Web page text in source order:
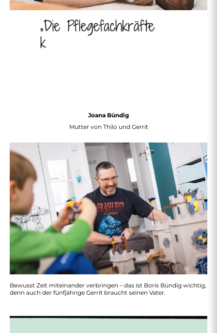
Joana Bündig
Mutter von Thilo und Gerrit
Bewusst Zeit miteinander verbringen – das ist Boris Bündig wichtig,
denn auch der fünfjährige Gerrit braucht seinen Vater.